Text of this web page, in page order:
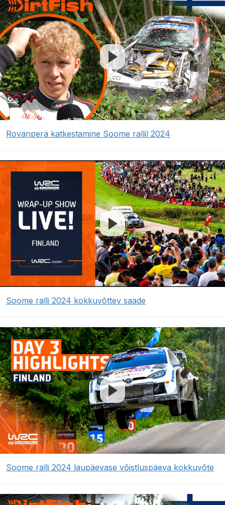
Rovanperä katkestamine Soome rallil 2024
Soome ralli 2024 kokkuvõttev saade
Soome ralli 2024 laupäevase võistluspäeva kokkuvõte